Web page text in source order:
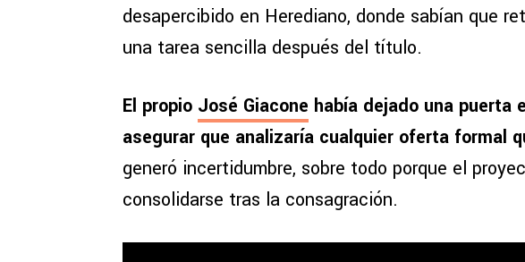
desapercibido en Herediano, donde sabían que
una tarea sencilla después del título.
El propio José Giacone había dejado una puerta
asegurar que analizaría cualquier oferta formal
generó incertidumbre, sobre todo porque el
consolidarse tras la consagración.